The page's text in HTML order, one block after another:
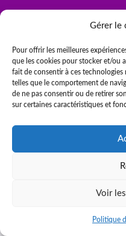
Gérer le
Pour offrir les meilleures
que les cookies pour stocker et/ou
fait de consentir à ces
telles que le comportement de
de ne pas consentir ou de retirer
sur certaines caractéristiques et
Voir
Politique